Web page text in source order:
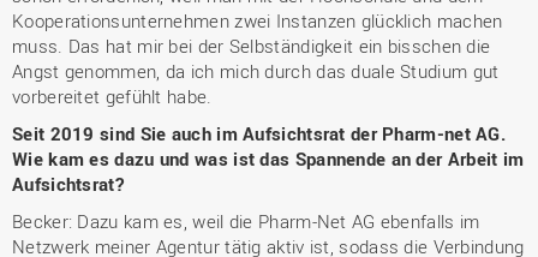
Kooperationsunternehmen zwei Instanzen glücklich machen
muss. Das hat mir bei der Selbständigkeit ein bisschen die
Angst genommen, da ich mich durch das duale Studium gut
vorbereitet gefühlt habe.
Seit 2019 sind Sie auch im Aufsichtsrat der Pharm-net AG.
Wie kam es dazu und was ist das Spannende an der Arbeit im
Aufsichtsrat?
Becker: Dazu kam es, weil die Pharm-Net AG ebenfalls im
Netzwerk meiner Agentur tätig aktiv ist, sodass die Verbindung